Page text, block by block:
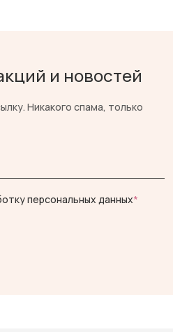
и новостей
Никакого спама, только
персональных данных*